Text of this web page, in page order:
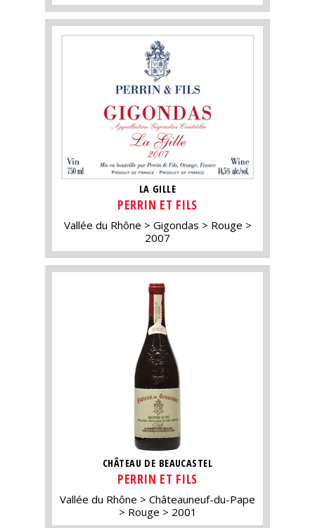
LA GILLE
PERRIN ET FILS
Vallée du Rhône Gigondas
Rouge
2007
CHÂTEAU DE BEAUCASTEL
PERRIN ET FILS
Vallée du Rhône
Châteauneuf-du-Pape
Rouge
2001